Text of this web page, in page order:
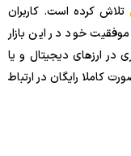
تلاش کرده است. کاربران
خود در این بازار
در ارزهای دیجیتال و یا
کاملا رایگان در ارتباط